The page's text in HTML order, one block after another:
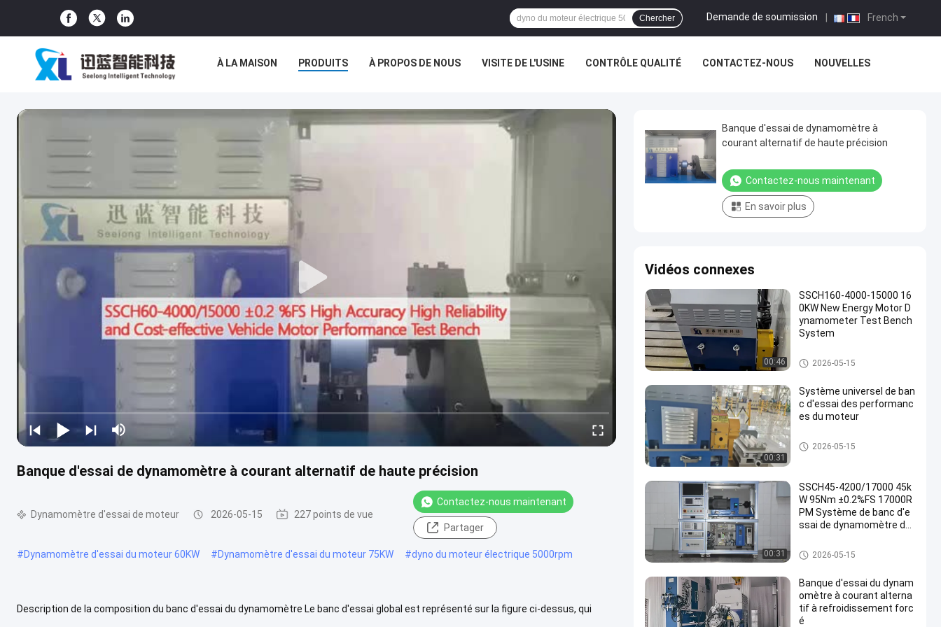
French
Demande de soumission
Chercher
À LA MAISON PRODUITS À PROPOS DE NOUS VISITE DE L'USINE CONTRÔLE QUALITÉ CONTACTEZ-NOUS NOUVELLES
Banque d'essai de dynamomètre à courant alternatif de haute précision
Dynamomètre d'essai de moteur 2026-05-15 227 points de vue
Contactez-nous maintenant
Partager
#Dynamomètre d'essai du moteur 60KW #Dynamomètre d'essai du moteur 75KW #dyno du moteur électrique 5000rpm
Description de la composition du banc d'essai du dynamomètre Le banc d'essai global est représenté sur la figure ci-dessus, qui
Banque d'essai de dynamomètre à
courant alternatif de haute précision
Contactez-nous maintenant
En savoir plus
Vidéos connexes
00:46
SSCH160-4000-15000 16
0KW New Energy Motor D
ynamometer Test Bench
System
Dynamomètre à C.A.
2026-05-15
00:31
Système universel de ban
c d'essai des performanc
es du moteur
Dynamomètre d'essai de mot
eur
2026-05-15
00:31
SSCH45-4200/17000 45k
W 95Nm ±0.2%FS 17000R
PM Système de banc d'e
ssai de dynamomètre de
u véhicule de haute préci
sion
Dynamomètre d'essai de mot
eur
2026-05-15
Banque d'essai du dynam
omètre à courant alterna
tif à refroidissement forc
é